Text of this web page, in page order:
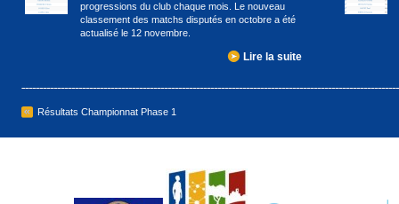
progressions du club chaque mois. Le nouveau
classement des matchs disputés en octobre a été
actualisé le 12 novembre.
Lire la suite
Résultats Championnat Phase 1